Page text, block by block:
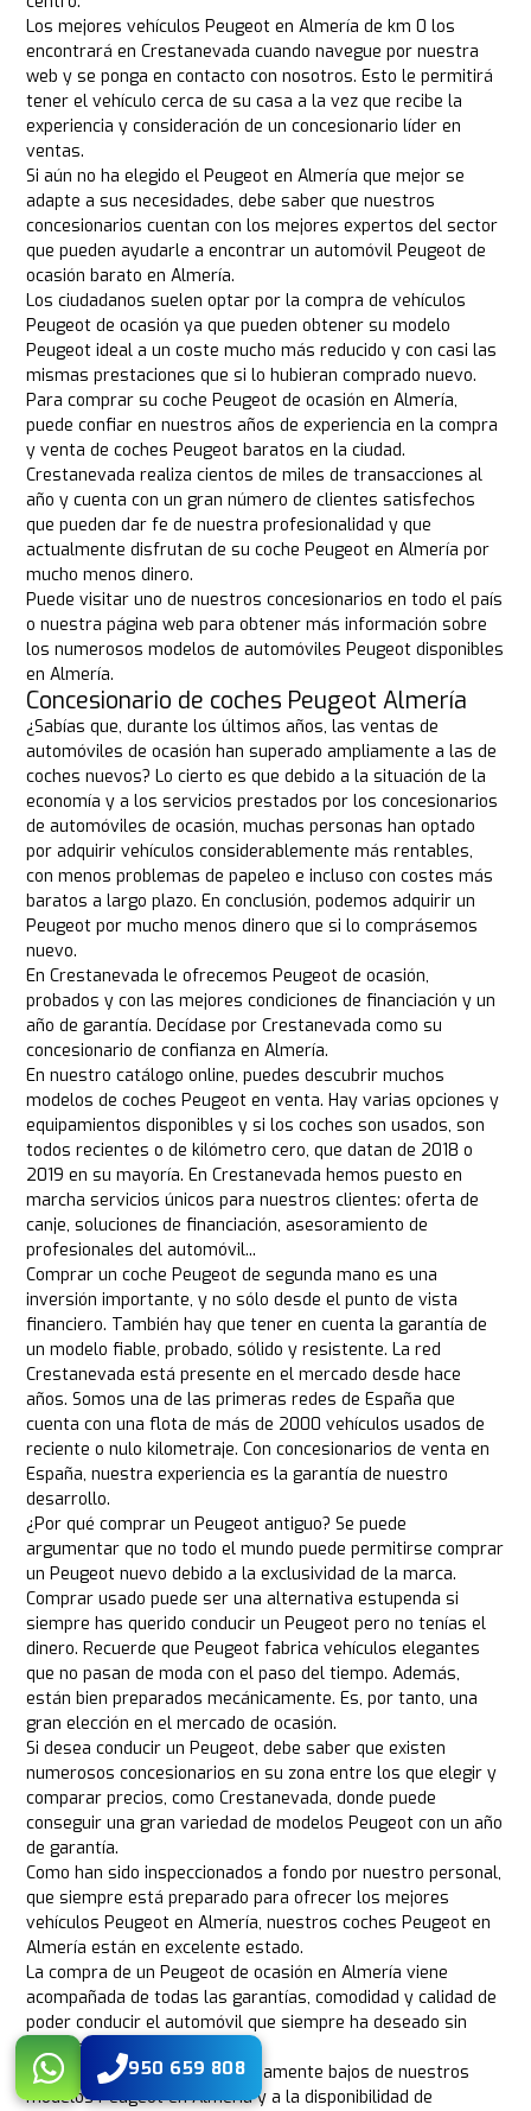
Los mejores vehículos Peugeot en Almería de km 0 los
encontrará en Crestanevada cuando navegue por nuestra
web y se ponga en contacto con nosotros. Esto le permitirá
tener el vehículo cerca de su casa a la vez que recibe la
experiencia y consideración de un concesionario líder en
ventas.
Si aún no ha elegido el Peugeot en Almería que mejor se
adapte a sus necesidades, debe saber que nuestros
concesionarios cuentan con los mejores expertos del sector
que pueden ayudarle a encontrar un automóvil Peugeot de
ocasión barato en Almería.
Los ciudadanos suelen optar por la compra de vehículos
Peugeot de ocasión ya que pueden obtener su modelo
Peugeot ideal a un coste mucho más reducido y con casi las
mismas prestaciones que si lo hubieran comprado nuevo.
Para comprar su coche Peugeot de ocasión en Almería,
puede confiar en nuestros años de experiencia en la compra
y venta de coches Peugeot baratos en la ciudad.
Crestanevada realiza cientos de miles de transacciones al
año y cuenta con un gran número de clientes satisfechos
que pueden dar fe de nuestra profesionalidad y que
actualmente disfrutan de su coche Peugeot en Almería por
mucho menos dinero.
Puede visitar uno de nuestros concesionarios en todo el país
o nuestra página web para obtener más información sobre
los numerosos modelos de automóviles Peugeot disponibles
en Almería.
Concesionario de coches Peugeot Almería
¿Sabías que, durante los últimos años, las ventas de
automóviles de ocasión han superado ampliamente a las de
coches nuevos? Lo cierto es que debido a la situación de la
economía y a los servicios prestados por los concesionarios
de automóviles de ocasión, muchas personas han optado
por adquirir vehículos considerablemente más rentables,
con menos problemas de papeleo e incluso con costes más
baratos a largo plazo. En conclusión, podemos adquirir un
Peugeot por mucho menos dinero que si lo comprásemos
nuevo.
En Crestanevada le ofrecemos Peugeot de ocasión,
probados y con las mejores condiciones de financiación y un
año de garantía. Decídase por Crestanevada como su
concesionario de confianza en Almería.
En nuestro catálogo online, puedes descubrir muchos
modelos de coches Peugeot en venta. Hay varias opciones y
equipamientos disponibles y si los coches son usados, son
todos recientes o de kilómetro cero, que datan de 2018 o
2019 en su mayoría. En Crestanevada hemos puesto en
marcha servicios únicos para nuestros clientes: oferta de
canje, soluciones de financiación, asesoramiento de
profesionales del automóvil...
Comprar un coche Peugeot de segunda mano es una
inversión importante, y no sólo desde el punto de vista
financiero. También hay que tener en cuenta la garantía de
un modelo fiable, probado, sólido y resistente. La red
Crestanevada está presente en el mercado desde hace
años. Somos una de las primeras redes de España que
cuenta con una flota de más de 2000 vehículos usados de
reciente o nulo kilometraje. Con concesionarios de venta en
España, nuestra experiencia es la garantía de nuestro
desarrollo.
¿Por qué comprar un Peugeot antiguo? Se puede
argumentar que no todo el mundo puede permitirse comprar
un Peugeot nuevo debido a la exclusividad de la marca.
Comprar usado puede ser una alternativa estupenda si
siempre has querido conducir un Peugeot pero no tenías el
dinero. Recuerde que Peugeot fabrica vehículos elegantes
que no pasan de moda con el paso del tiempo. Además,
están bien preparados mecánicamente. Es, por tanto, una
gran elección en el mercado de ocasión.
Si desea conducir un Peugeot, debe saber que existen
numerosos concesionarios en su zona entre los que elegir y
comparar precios, como Crestanevada, donde puede
conseguir una gran variedad de modelos Peugeot con un año
de garantía.
Como han sido inspeccionados a fondo por nuestro personal,
que siempre está preparado para ofrecer los mejores
vehículos Peugeot en Almería, nuestros coches Peugeot en
Almería están en excelente estado.
La compra de un Peugeot de ocasión en Almería viene
acompañada de todas las garantías, comodidad y calidad de
poder conducir el automóvil que siempre ha deseado sin
ninguna preocupación.
Debido a los precios extremadamente bajos de nuestros
modelos Peugeot en Almería y a la disponibilidad de
950 659 808